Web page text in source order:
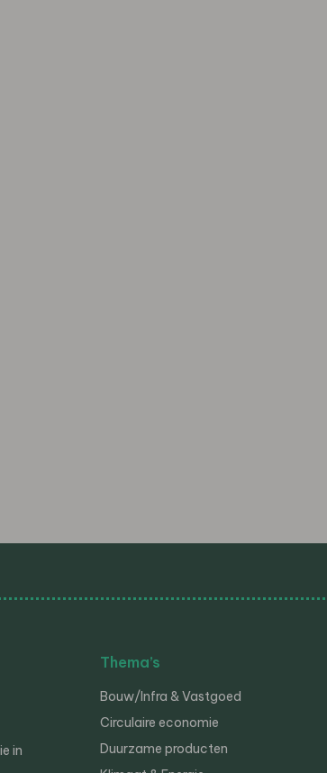
in
Thema’s
Bouw/Infra & Vastgoed
Circulaire economie
Duurzame producten